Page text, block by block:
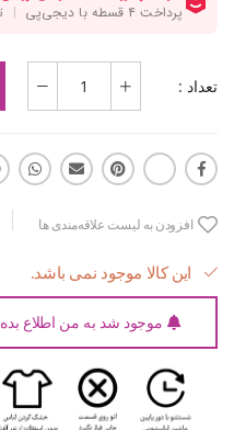
تعداد :
افزودن به لیست علاقه‌مندی ها
این کالا موجود نمی باشد.
موجود شد به من اطلاع بده